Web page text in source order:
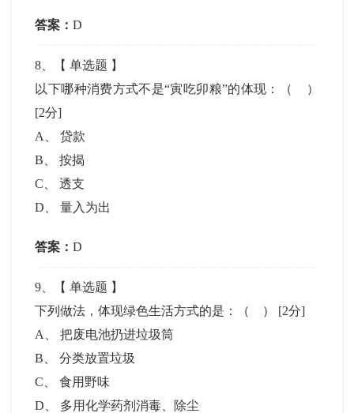
答案：D
8 、【单选题 】
以下哪种消费方式不是“寅吃卯粮”的体现：（ ）
[2分]
A
、贷款
B 、按揭
C 、透支
D 、量入为出
答案：D
9 、【单选题 】
下列做法，体现绿色生活方式的是：（ ） [2分]
A
、把废电池扔进垃圾筒
B 、分类放置垃圾
C 、食用野味
D
多用化学药剂消毒、除尘